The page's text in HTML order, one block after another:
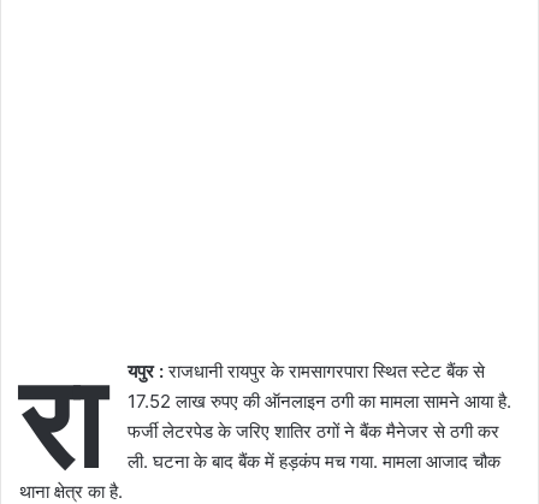
रा यपुर :राजधानी रायपुर के रामसागरपारा स्थित स्टेट बैंक से
17.52 लाख रुपए की ऑनलाइन ठगी का मामला सामने आया है.
फर्जी लेटरपेड के जरिए शातिर ठगों ने बैंक मैनेजर से ठगी कर
ली. घटना के बाद बैंक में हड़कंप मच गया. मामला आजाद चौक
थाना क्षेत्र का है.